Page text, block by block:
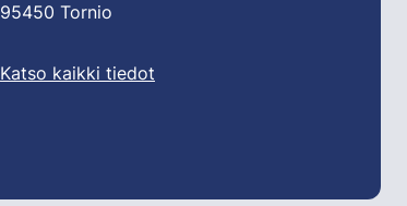
95450 Tornio
Katso kaikki tiedot